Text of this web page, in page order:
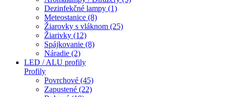
Dezinfekčné lampy (1)
Meteostanice (8)
Žiarovky s vláknom (25)
Žiarivky (12)
Spájkovanie (8)
Náradie (2)
LED / ALU profily
Profily
Povrchové (45)
Zapustené (22)